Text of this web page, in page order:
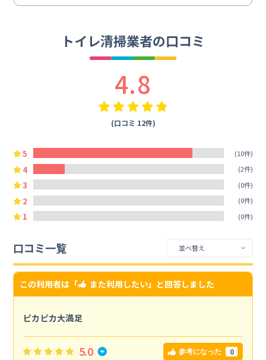
トイレ清掃業者の口コミ
4.8
(口コミ 12件)
5 (10件)
4 (2件)
3 (0件)
2 (0件)
1 (0件)
口コミ一覧
この利用者は「 また利用したい」と回答しました
ピカピカ大満足
5.0 参考になった 0